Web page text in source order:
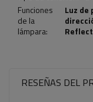
Funciones
de la
lámpara:
Luz de
RESEÑAS DEL